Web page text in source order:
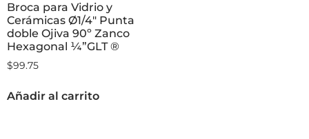
Broca para Vidrio y
Cerámicas Ø1/4″ Punta
doble Ojiva 90º Zanco
Hexagonal ¼”GLT ®
$99.75
Añadir al carrito